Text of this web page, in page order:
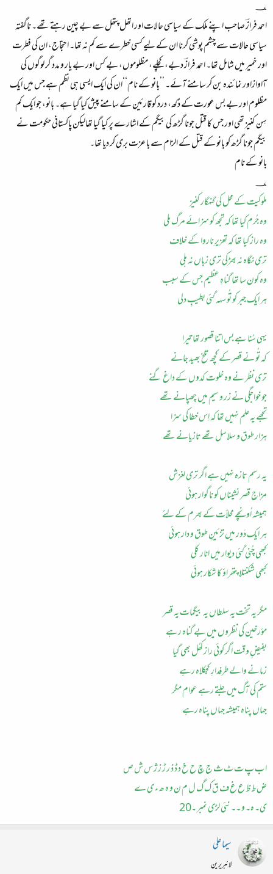
؀
احمد فرازؔ صاحب اپنے ملک کے سیاسی حالات اور اتھل پتھل سے بے چین رہتے تھے۔ ناگفتہ
سیاسی حالات سے چشم پوشی کرنا ان کے لیے کسی خطرے سے کم نہ تھا۔ احتجاج، ان کی فطرت
اور خمیر میں شامل تھا۔ احمد فرازؔ دبے، کچلے، مظلوموں، بے کس اور بے یار و مدد گر لوگوں کی
آاوازاور نمائندہ بن کر سامنے آئے۔ ’’بانو کے نام‘‘ان کی ایک ایسی ہی نظم ہے جس میں ایک
مظلوم اور بے بس عورت کے دُکھ، درد کو قارئین کے سامنے پیش کیا گیا ہے۔ بانو، جو ایک کم
سِن کنیز تھی اور جس کا قتل جونا گڑھ کی بیگم کے اشارے پر کیا گیا تھالیکن پاکستانی حکومت نے
بیگم جونا گڑھ کو بانو کے قتل کے الزام سے با عزت بری کر دیا تھا۔
بانو کے نام
؀
ملوکیت کے محل کی گنہگار کنیز
وہ جُرم کیا تھا کہ تجھ کو سزائے مرگ ملی
وہ راز کیا تھا کہ تعزیرِ ناروا کے خلاف
تری نگاہ نہ بھڑکی تری زباں نہ ہلی
وہ کون سا تھا گناہِ عظیم جس کے سبب
ہر ایک جبر کو تُو سہہ گئی بطیبِ دلی
یہی سُنا ہے بس اتنا قصور تھا تیرا
کہ تُو نے قصر کے کچھ تلخ بھید جانے
تری نظر نے وہ خلوت کدوں کے داغ گنے
جو خواجگی نے زر و سیم میں چھپانے تھے
تجھے یہ علم نہیں تھا کہ اِس خطا کی سزا
ہزار طوق و سلاسل تھے تازیانے تھے
یہ رسم تازہ نہیں ہے اگر تری لغزش
مزاجِ قصر نشیناں کو ناگوار ہوئی
ہمیشہ اُونچے محلاّت کے بھرم کے لئے
ہر ایک دَور میں تزئینِ طوق و دار ہوئی
کبھی چُنی گئی دیوار میں انار کلی
کبھی شکنتلا پتھراؤ کا شکار ہوئی
مگر یہ تخت یہ سلطاں یہ بیگمات یہ قصر
مؤرخین کی نظروں میں بے گناہ رہے
بفیضِ وقت اگر کوئی راز کھُل بھی گیا
زمانے والے طرفدارِ کجکلاہ رہے
ستم کی آگ میں جلتے رہے عوام مگر
جہاں پناہ ہمیشہ جہاں پناہ رہے
ا ب پ ت ٹ ث ج چ ح خ د ڈ ذ‌ ر‌ ڑ ز ژ س ش ص
ض ط‌ ظ ع غ ف ق ک گ ل م ن و ہ ھ ء ی ے
ی۔ ہ۔ و ۔۔ نئی لڑی نمبر ۔20
سیما علی
لائبریرین